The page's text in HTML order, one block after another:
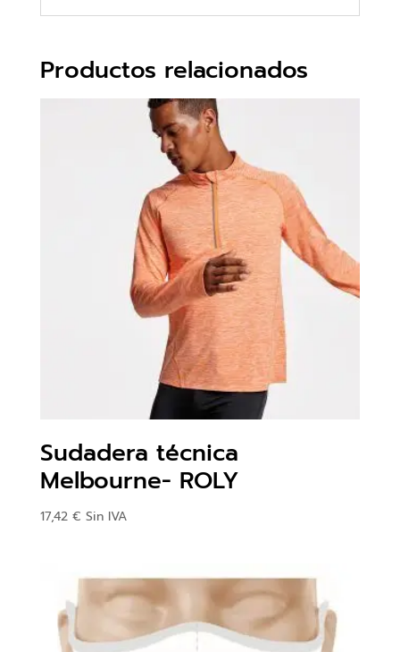
Productos relacionados
Sudadera técnica
Melbourne- ROLY
17,42 € Sin IVA